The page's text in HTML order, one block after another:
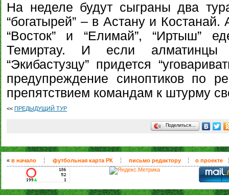
На неделе будут сыграны два
“богатырей” – в Астану и
“Восток” и “Елимай”, “Иртыш”
Темиртау. И если алматинцы
“Экибастузцу” придется
предупреждение синоптиков по
препятствием командам к штурму
<< ПРЕДЫДУЩИЙ ТУР
Поделиться…
« в начало футбольная карта РК письмо редактору о проекте